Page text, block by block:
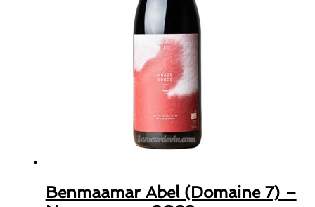
Benmaamar Abel (Domaine 7) –